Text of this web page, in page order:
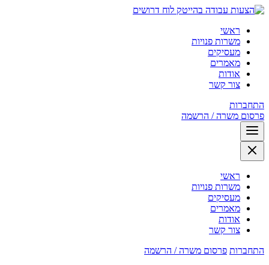
לוח דרושים
ראשי
משרות פנויות
מעסיקים
מאמרים
אודות
צור קשר
התחברות
פרסום משרה / הרשמה
ראשי
משרות פנויות
מעסיקים
מאמרים
אודות
צור קשר
התחברות פרסום משרה / הרשמה